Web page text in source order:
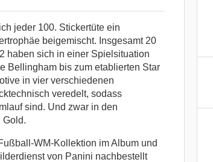
jeder 100. Stickertüte ein
beigemischt. Insgesamt 20
haben sich in einer Spielsituation
Bellingham bis zum etablierten Star
in vier verschiedenen
veredelt, sodass
sind. Und zwar in den
Gold.
WM-Kollektion im Album und
von Panini nachbestellt